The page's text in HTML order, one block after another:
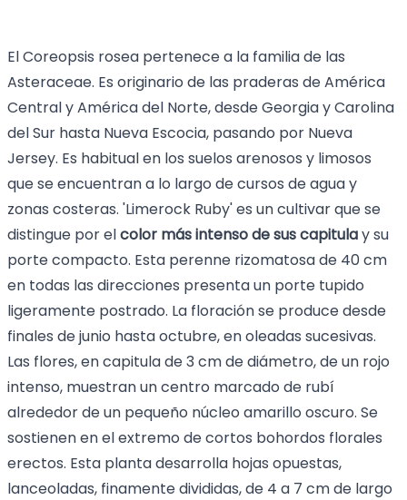
El Coreopsis rosea pertenece a la familia de las
Asteraceae. Es originario de las praderas de América
Central y América del Norte, desde Georgia y Carolina
del Sur hasta Nueva Escocia, pasando por Nueva
Jersey. Es habitual en los suelos arenosos y limosos
que se encuentran a lo largo de cursos de agua y
zonas costeras. 'Limerock Ruby' es un cultivar que se
distingue por elcolor más intenso de sus capitulay su
porte compacto. Esta perenne rizomatosa de 40 cm
en todas las direcciones presenta un porte tupido
ligeramente postrado. La floración se produce desde
finales de junio hasta octubre, en oleadas sucesivas.
Las flores, en capitula de 3 cm de diámetro, de un rojo
intenso, muestran un centro marcado de rubí
alrededor de un pequeño núcleo amarillo oscuro. Se
sostienen en el extremo de cortos bohordos florales
erectos. Esta planta desarrolla hojas opuestas,
lanceoladas, finamente divididas, de 4 a 7 cm de largo